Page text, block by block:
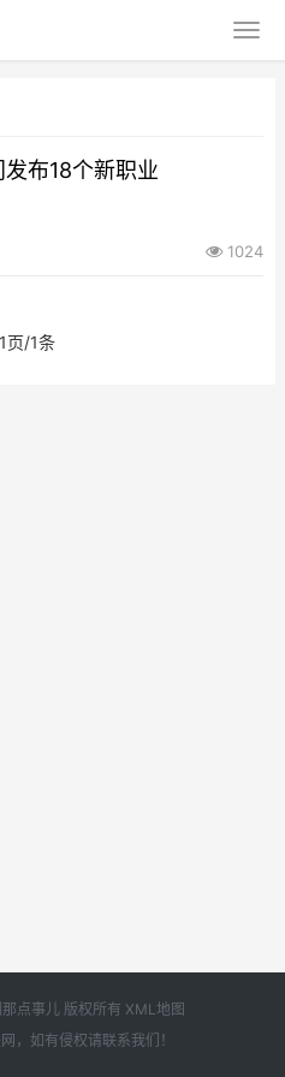
发布18个新职业
1024
页/1条
点事儿 版权所有 XML地图
，如有侵权请联系我们 ！